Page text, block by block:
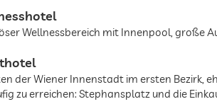
Wellnessbereich mit Innenpool, große
der Wiener Innenstadt im ersten Bezirk,
zu erreichen: Stephansplatz und die